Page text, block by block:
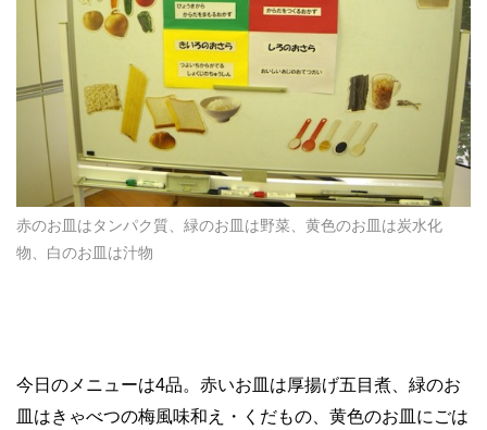
赤のお皿はタンパク質、緑のお皿は野菜、黄色のお皿は炭水化
物、白のお皿は汁物
今日のメニューは4品。赤いお皿は厚揚げ五目煮、緑のお
皿はきゃべつの梅風味和え・くだもの、黄色のお皿にごは